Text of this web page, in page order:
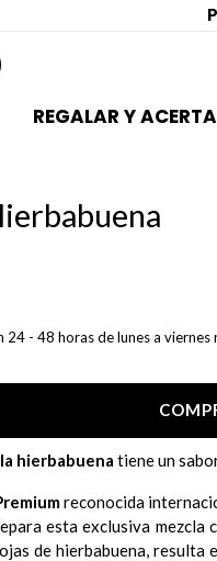
REGALAR Y
24 - 48 horas de lunes a viernes
hierbabuena tiene un
reconocida
esta exclusiva mezcla
de hierbabuena,